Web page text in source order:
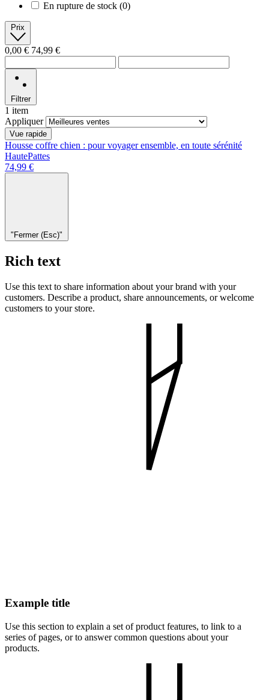
En rupture de stock (0)
Prix
0,00 € 74,99 €
Filtrer
1 item
Appliquer
Vue rapide
Housse coffre chien : pour voyager ensemble, en toute sérénité
HautePattes
74,99 €
"Fermer (Esc)"
Rich text
Use this text to share information about your brand with your
customers. Describe a product, share announcements, or welcome
customers to your store.
Example title
Use this section to explain a set of product features, to link to a
series of pages, or to answer common questions about your
products.